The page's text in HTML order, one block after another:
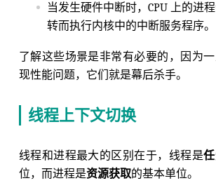
当发生硬件中断时，CPU 上的进
转而执行内核中的中断服务程序。
了解这些场景是非常有必要的，因为
现性能问题，它们就是幕后杀手。
线程上下文切换
线程和进程最大的区别在于，线程是
位，而进程是资源获取的基本单位。